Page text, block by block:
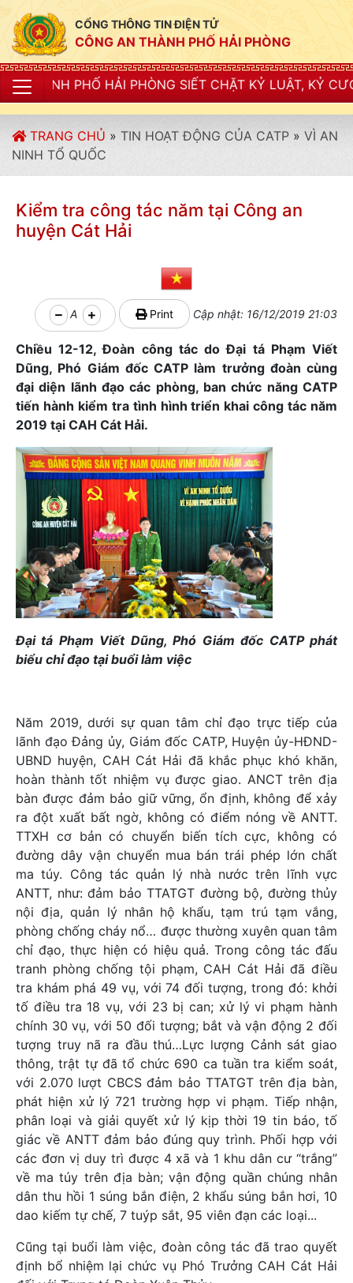
CỔNG THÔNG TIN ĐIỆN TỬ
CÔNG AN THÀNH PHỐ HẢI PHÒNG
SIẾT CHẶT KỶ LUẬT, KỶ CƯƠNG, ĐIỀU LỆNH;
TRANG CHỦ » TIN HOẠT ĐỘNG CỦA CATP » VÌ AN
NINH TỔ QUỐC
Kiểm tra công tác năm tại Công an
huyện Cát Hải
A Print Cập nhật: 16/12/2019 21:03
Chiều 12-12, Đoàn công tác do Đại tá Phạm Viết
Dũng, Phó Giám đốc CATP làm trưởng đoàn cùng
đại diện lãnh đạo các phòng, ban chức năng CATP
tiến hành kiểm tra tình hình triển khai công tác năm
2019 tại CAH Cát Hải.
Đại tá Phạm Viết Dũng, Phó Giám đốc CATP phát
biểu chỉ đạo tại buổi làm việc
Năm 2019, dưới sự quan tâm chỉ đạo trực tiếp của
lãnh đạo Đảng ủy, Giám đốc CATP, Huyện ủy-HĐND-
UBND huyện, CAH Cát Hải đã khắc phục khó khăn,
hoàn thành tốt nhiệm vụ được giao. ANCT trên địa
bàn được đảm bảo giữ vững, ổn định, không để xảy
ra đột xuất bất ngờ, không có điểm nóng về ANTT.
TTXH cơ bản có chuyển biến tích cực, không có
đường dây vận chuyển mua bán trái phép lớn chất
ma túy. Công tác quản lý nhà nước trên lĩnh vực
ANTT, như: đảm bảo TTATGT đường bộ, đường thủy
nội địa, quản lý nhân hộ khẩu, tạm trú tạm vắng,
phòng chống cháy nổ… được thường xuyên quan tâm
chỉ đạo, thực hiện có hiệu quả. Trong công tác đấu
tranh phòng chống tội phạm, CAH Cát Hải đã điều
tra khám phá 49 vụ, với 74 đối tượng, trong đó: khởi
tố điều tra 18 vụ, với 23 bị can; xử lý vi phạm hành
chính 30 vụ, với 50 đối tượng; bắt và vận động 2 đối
tượng truy nã ra đầu thú…Lực lượng Cảnh sát giao
thông, trật tự đã tổ chức 690 ca tuần tra kiểm soát,
với 2.070 lượt CBCS đảm bảo TTATGT trên địa bàn,
phát hiện xử lý 721 trường hợp vi phạm. Tiếp nhận,
phân loại và giải quyết xử lý kịp thời 19 tin báo, tố
giác về ANTT đảm bảo đúng quy trình. Phối hợp với
các đơn vị duy trì được 4 xã và 1 khu dân cư “trắng”
về ma túy trên địa bàn; vận động quần chúng nhân
dân thu hồi 1 súng bắn điện, 2 khẩu súng bắn hơi, 10
dao kiếm tự chế, 7 tuýp sắt, 95 viên đạn các loại...
Cũng tại buổi làm việc, đoàn công tác đã trao quyết
định bổ nhiệm lại chức vụ Phó Trưởng CAH Cát Hải